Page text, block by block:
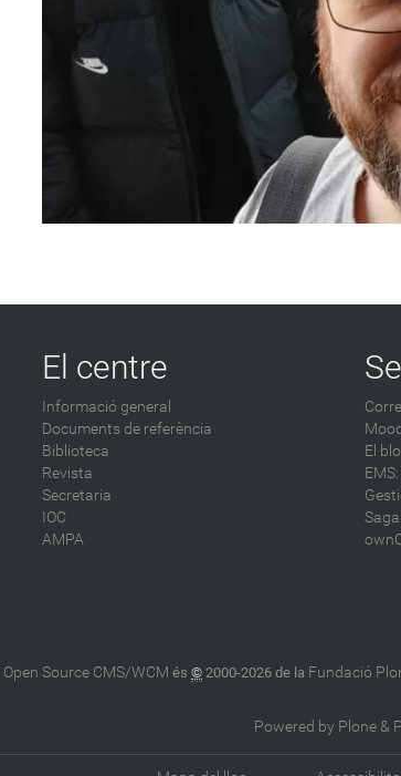
El centre
Informació general
Documents de referència
Biblioteca
Revista
Secretaria
IOC
AMPA
El
Saga
Open Source CMS/WCM és © 2000-2026 de la Fundació
Powered by Plone &